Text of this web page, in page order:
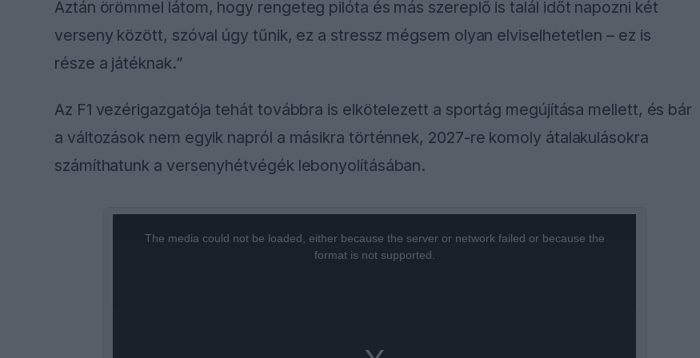
Aztán örömmel látom, hogy rengeteg pilóta és más szereplő is talál időt napozni két
verseny között, szóval úgy tűnik, ez a stressz mégsem olyan elviselhetetlen – ez is
része a játéknak.”
Az F1 vezérigazgatója tehát továbbra is elkötelezett a sportág megújítása mellett, és bár
a változások nem egyik napról a másikra történnek, 2027-re komoly átalakulásokra
számíthatunk a versenyhétvégék lebonyolításában.
The media could not be loaded, either because the server or network failed or because the
format is not supported.